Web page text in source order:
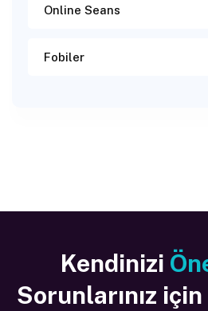
Online Seans
Fobiler
Kendinizi
Sorunlarınız için